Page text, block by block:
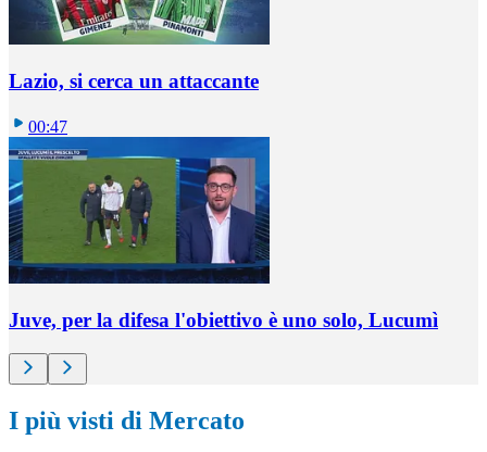
Lazio, si cerca un attaccante
00:47
Juve, per la difesa l'obiettivo è uno solo, Lucumì
I più visti di Mercato